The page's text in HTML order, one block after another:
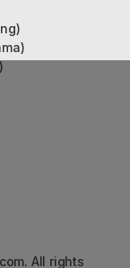
All rights